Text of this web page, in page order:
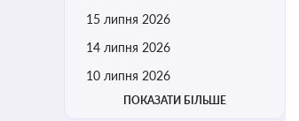
15 липня 2026
14 липня 2026
10 липня 2026
ПОКАЗАТИ БІЛЬШЕ